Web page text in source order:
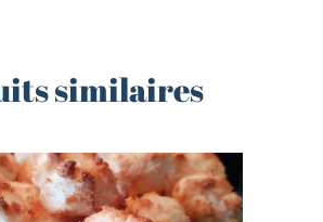
similaires